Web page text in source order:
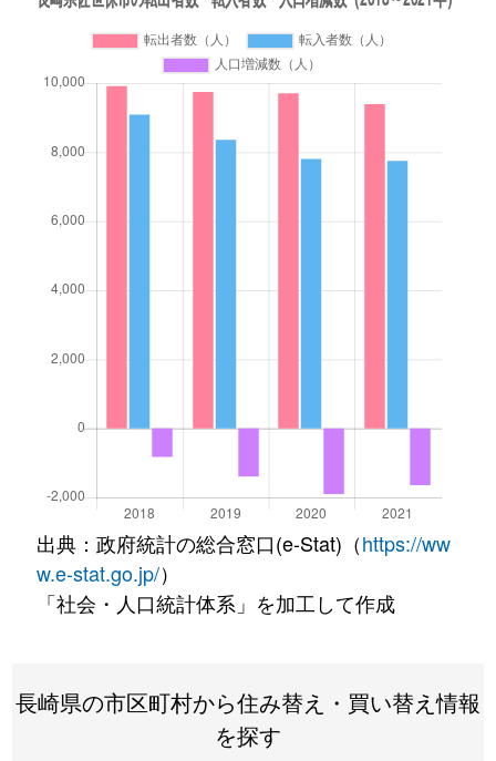
出典：政府統計の総合窓口(e-Stat)（https://ww
w.e-stat.go.jp/）
「社会・人口統計体系」を加工して作成
長崎県の市区町村から住み替え・買い替え情報
を探す